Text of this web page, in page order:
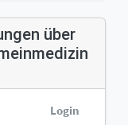
über
Login